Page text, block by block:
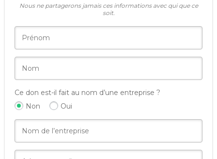
Nous ne partagerons jamais ces informations avec qui que ce
soit.
Ce don est-il fait au nom d’une entreprise ?
Non
Oui